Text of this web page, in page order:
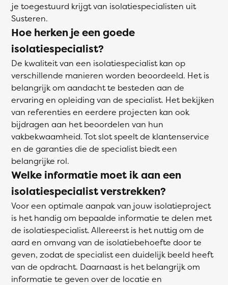
je toegestuurd krijgt van isolatiespecialisten uit
Susteren.
Hoe herken je een goede
isolatiespecialist?
De kwaliteit van een isolatiespecialist kan op
verschillende manieren worden beoordeeld. Het is
belangrijk om aandacht te besteden aan de
ervaring en opleiding van de specialist. Het bekijken
van referenties en eerdere projecten kan ook
bijdragen aan het beoordelen van hun
vakbekwaamheid. Tot slot speelt de klantenservice
en de garanties die de specialist biedt een
belangrijke rol.
Welke informatie moet ik aan een
isolatiespecialist verstrekken?
Voor een optimale aanpak van jouw isolatieproject
is het handig om bepaalde informatie te delen met
de isolatiespecialist. Allereerst is het nuttig om de
aard en omvang van de isolatiebehoefte door te
geven, zodat de specialist een duidelijk beeld heeft
van de opdracht. Daarnaast is het belangrijk om
informatie te geven over de locatie en